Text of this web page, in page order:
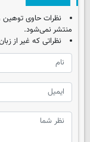
نظرات حاوی
منتشر نمی‌شود.
نظراتی که غیر از